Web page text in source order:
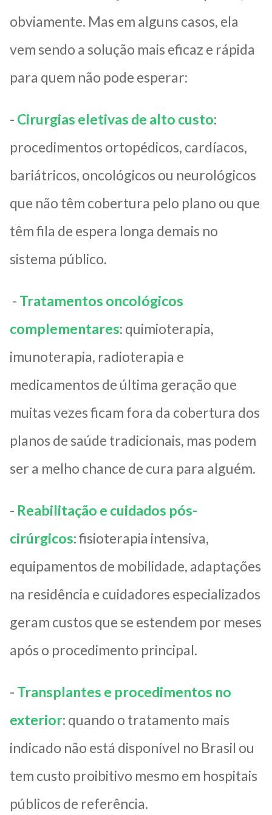
obviamente. Mas em alguns casos, ela
vem sendo a solução mais eficaz e rápida
para quem não pode esperar:
- Cirurgias eletivas de alto custo:
procedimentos ortopédicos, cardíacos,
bariátricos, oncológicos ou neurológicos
que não têm cobertura pelo plano ou que
têm fila de espera longa demais no
sistema público.
- Tratamentos oncológicos
complementares: quimioterapia,
imunoterapia, radioterapia e
medicamentos de última geração que
muitas vezes ficam fora da cobertura dos
planos de saúde tradicionais, mas podem
ser a melho chance de cura para alguém.
- Reabilitação e cuidados pós-
cirúrgicos: fisioterapia intensiva,
equipamentos de mobilidade, adaptações
na residência e cuidadores especializados
geram custos que se estendem por meses
após o procedimento principal.
- Transplantes e procedimentos no
exterior: quando o tratamento mais
indicado não está disponível no Brasil ou
tem custo proibitivo mesmo em hospitais
públicos de referência.